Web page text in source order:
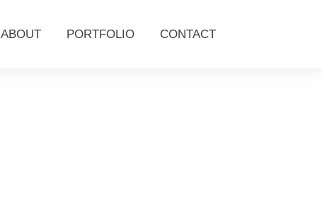
ABOUT PORTFOLIO CONTACT